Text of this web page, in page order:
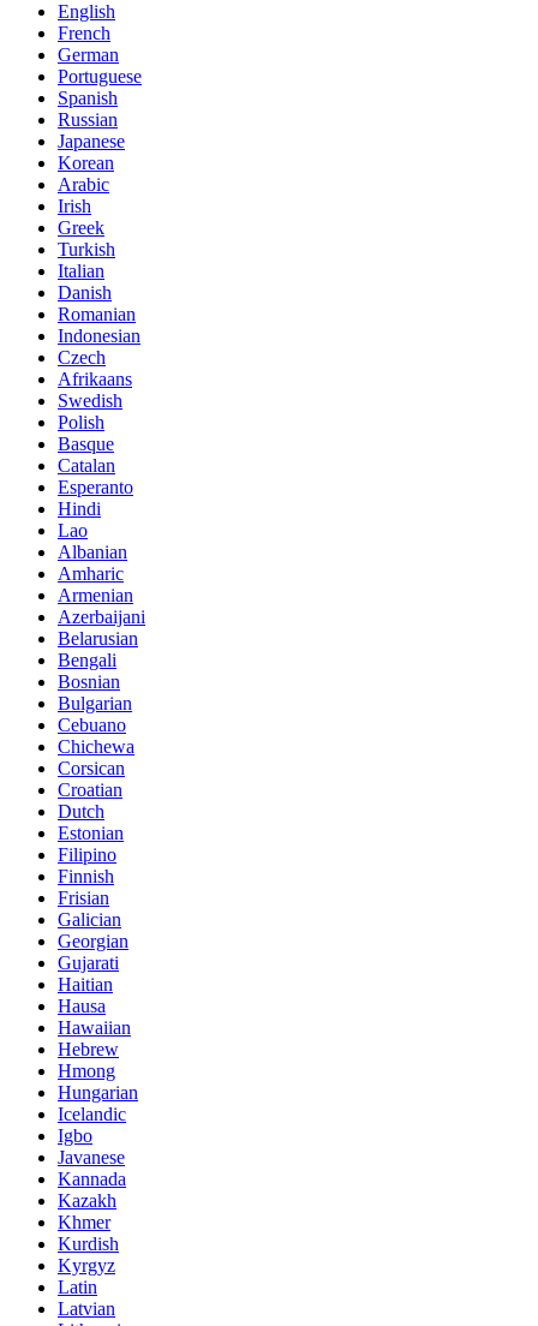
English
French
German
Portuguese
Spanish
Russian
Japanese
Korean
Arabic
Irish
Greek
Turkish
Italian
Danish
Romanian
Indonesian
Czech
Afrikaans
Swedish
Polish
Basque
Catalan
Esperanto
Hindi
Lao
Albanian
Amharic
Armenian
Azerbaijani
Belarusian
Bengali
Bosnian
Bulgarian
Cebuano
Chichewa
Corsican
Croatian
Dutch
Estonian
Filipino
Finnish
Frisian
Galician
Georgian
Gujarati
Haitian
Hausa
Hawaiian
Hebrew
Hmong
Hungarian
Icelandic
Igbo
Javanese
Kannada
Kazakh
Khmer
Kurdish
Kyrgyz
Latin
Latvian